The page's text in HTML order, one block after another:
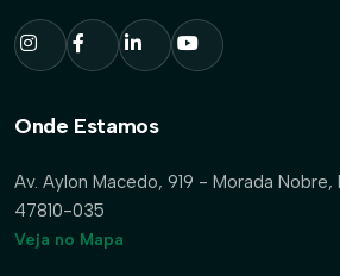
Onde Estamos
Av. Aylon Macedo, 919 - Morada
47810-035
Veja no Mapa